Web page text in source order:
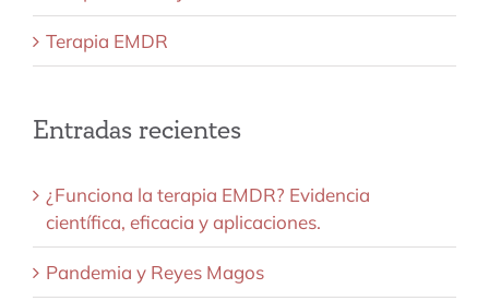
Terapia EMDR
Entradas recientes
¿Funciona la terapia EMDR? Evidencia
científica, eficacia y aplicaciones.
Pandemia y Reyes Magos